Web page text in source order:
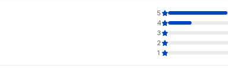
5
4
3
2
1